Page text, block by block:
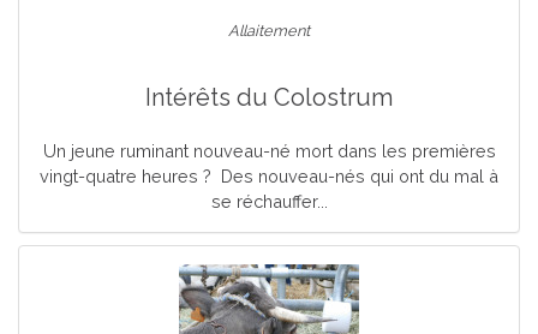
Allaitement
Intérêts du Colostrum
Un jeune ruminant nouveau-né mort dans les premières
vingt-quatre heures ? Des nouveau-nés qui ont du mal à
se réchauffer...